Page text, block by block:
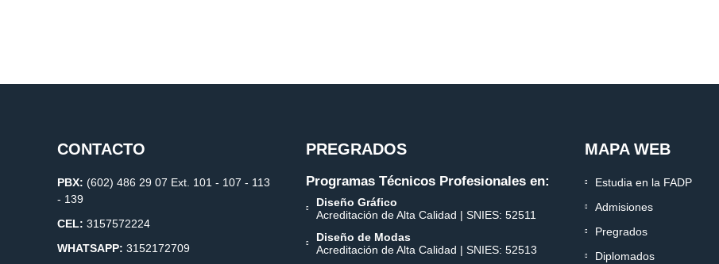
CONTACTO
PBX: (602) 486 29 07 Ext. 101 - 107 - 113
- 139
CEL: 3157572224
WHATSAPP: 3152172709
PREGRADOS
Programas Técnicos Profesionales en:
Diseño Gráfico
Acreditación de Alta Calidad | SNIES: 52511
Diseño de Modas
Acreditación de Alta Calidad | SNIES: 52513
MAPA WEB
Estudia en la FADP
Admisiones
Pregrados
Diplomados